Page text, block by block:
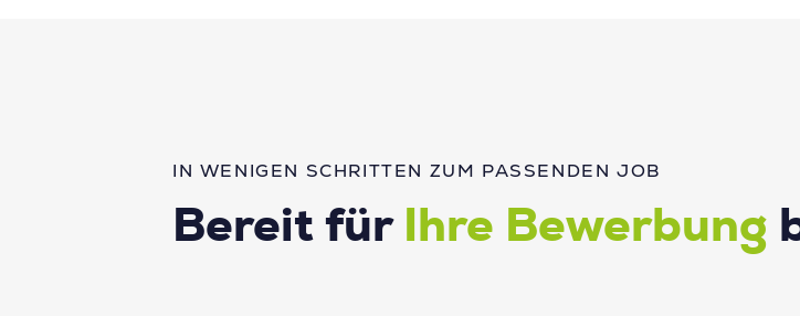
IN WENIGEN SCHRITTEN ZUM PASSENDEN JOB
Bereit für Ihre Bewerbung